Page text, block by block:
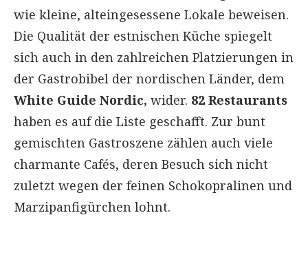
wie kleine, alteingesessene Lokale beweisen.
Die Qualität der estnischen Küche spiegelt
sich auch in den zahlreichen Platzierungen in
der Gastrobibel der nordischen Länder, dem
White Guide Nordic, wider. 82 Restaurants
haben es auf die Liste geschafft. Zur bunt
gemischten Gastroszene zählen auch viele
charmante Cafés, deren Besuch sich nicht
zuletzt wegen der feinen Schokopralinen und
Marzipanfigürchen lohnt.